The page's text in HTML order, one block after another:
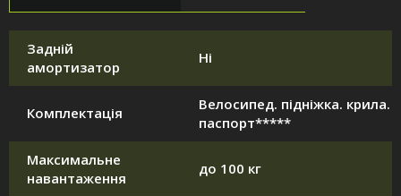
Задній
амортизатор
Ні
Комплектація
Велосипед. підніжка. крила.
паспорт*****
Максимальне
навантаження
до 100 кг